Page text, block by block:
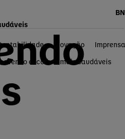
Inovação Imprensa
BN
escolhas mais saudáveis